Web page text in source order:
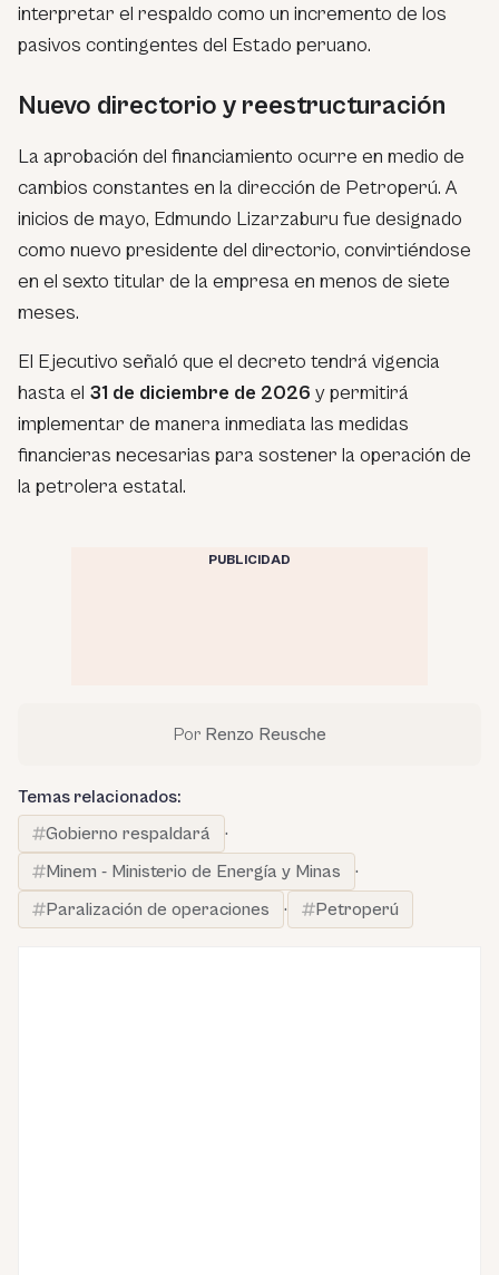
interpretar el respaldo como un incremento de los
pasivos contingentes del Estado peruano.
Nuevo directorio y reestructuración
La aprobación del financiamiento ocurre en medio de
cambios constantes en la dirección de Petroperú. A
inicios de mayo, Edmundo Lizarzaburu fue designado
como nuevo presidente del directorio, convirtiéndose
en el sexto titular de la empresa en menos de siete
meses.
El Ejecutivo señaló que el decreto tendrá vigencia
hasta el 31 de diciembre de 2026 y permitirá
implementar de manera inmediata las medidas
financieras necesarias para sostener la operación de
la petrolera estatal.
PUBLICIDAD
Por Renzo Reusche
Temas relacionados:
Gobierno respaldará
·
Minem - Ministerio de Energía y Minas
·
Paralización de operaciones
· Petroperú